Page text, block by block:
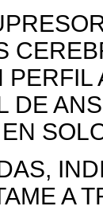
PERFIL
DE
A